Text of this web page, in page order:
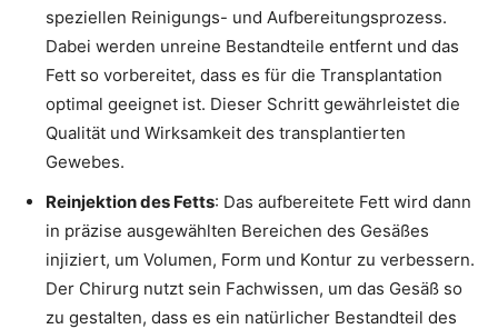
speziellen Reinigungs- und Aufbereitungsprozess.
Dabei werden unreine Bestandteile entfernt und das
Fett so vorbereitet, dass es für die Transplantation
optimal geeignet ist. Dieser Schritt gewährleistet die
Qualität und Wirksamkeit des transplantierten
Gewebes.
Reinjektion des Fetts: Das aufbereitete Fett wird dann
in präzise ausgewählten Bereichen des Gesäßes
injiziert, um Volumen, Form und Kontur zu verbessern.
Der Chirurg nutzt sein Fachwissen, um das Gesäß so
zu gestalten, dass es ein natürlicher Bestandteil des